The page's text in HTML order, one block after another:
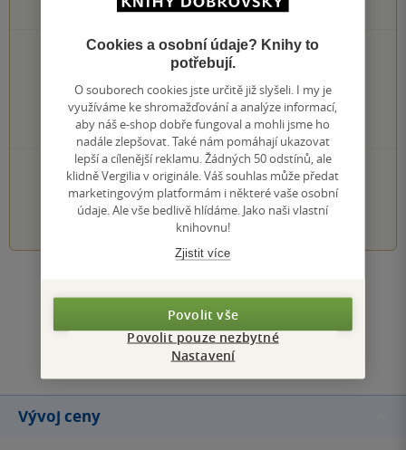
0hodnocení čtenářů
0×
5 hvězdiček
0×
4 hvězdičky
0×
3 hvězdičky
0×
2 hvězdičky
0×
1 hvezdička
PŘIDEJTE SVÉ HODNOCENÍ KNIHY
1 2 3 4 5
Přidat hodnocení
Vývoj ceny
Cookies a osobní údaje? Knihy to
potřebují.
O souborech cookies jste určitě již slyšeli. I my je
využíváme ke shromažďování a analýze informací,
aby náš e-shop dobře fungoval a mohli jsme ho
nadále zlepšovat. Také nám pomáhají ukazovat
lepší a cílenější reklamu. Žádných 50 odstínů, ale
klidně Vergilia v originále. Váš souhlas může předat
marketingovým platformám i některé vaše osobní
údaje. Ale vše bedlivě hlídáme. Jako naši vlastní
knihovnu!
Zjistit více
Povolit vše
Povolit pouze nezbytné
Nastavení